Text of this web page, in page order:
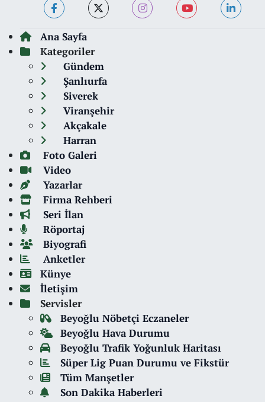
Ana Sayfa
Kategoriler
Gündem
Şanlıurfa
Siverek
Viranşehir
Akçakale
Harran
Foto Galeri
Video
Yazarlar
Firma Rehberi
Seri İlan
Röportaj
Biyografi
Anketler
Künye
İletişim
Servisler
Beyoğlu Nöbetçi Eczaneler
Beyoğlu Hava Durumu
Beyoğlu Trafik Yoğunluk Haritası
Süper Lig Puan Durumu ve Fikstür
Tüm Manşetler
Son Dakika Haberleri